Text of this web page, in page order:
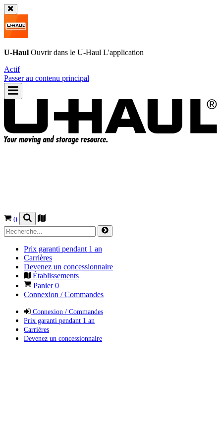
U-Haul Ouvrir dans le U-Haul L'application
Actif
Passer au contenu principal
0
Prix garanti pendant 1 an
Carrières
Devenez un concessionnaire
Établissements
Panier0
Connexion / Commandes
Connexion / Commandes
Prix garanti pendant 1 an
Carrières
Devenez un concessionnaire